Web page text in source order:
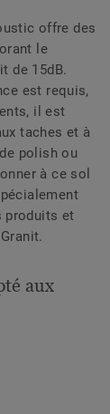
offre des
le
de 15dB.
est requis,
il est
taches et à
polish ou
à ce sol
produits et
aux